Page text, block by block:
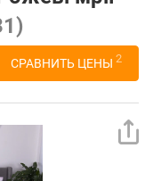
СРАВНИТЬ ЦЕНЫ 2